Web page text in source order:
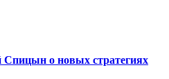
Спицын о новых стратегиях